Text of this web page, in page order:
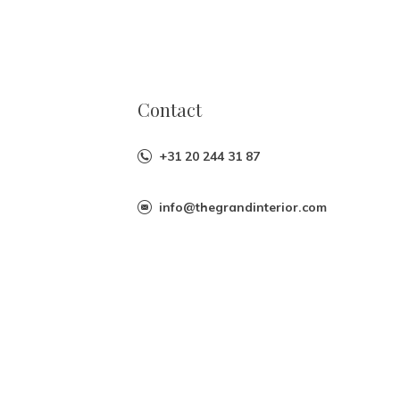
Contact
+31 20 244 31 87
info@thegrandinterior.com